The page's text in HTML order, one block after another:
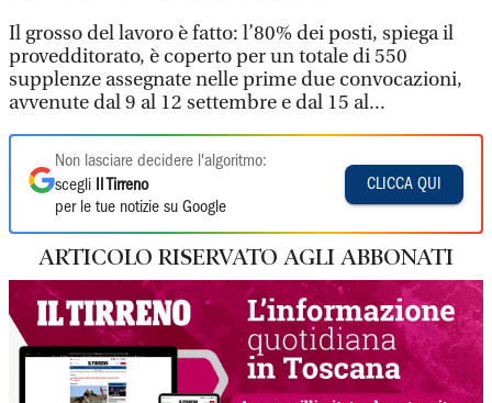
Il grosso del lavoro è fatto: l’80% dei posti, spiega il
provedditorato, è coperto per un totale di 550
supplenze assegnate nelle prime due convocazioni,
avvenute dal 9 al 12 settembre e dal 15 al...
Non lasciare decidere l'algoritmo:
scegli
Il Tirreno
per le tue notizie su Google
CLICCA QUI
ARTICOLO RISERVATO AGLI ABBONATI